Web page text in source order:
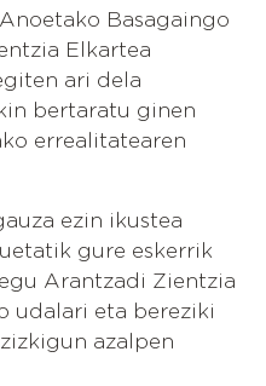
Basagaingo
Elkartea
ari dela
bertaratu ginen
errealitatearen
ezin ikustea
gure eskerrik
Arantzadi Zientzia
udalari eta bereziki
azalpen